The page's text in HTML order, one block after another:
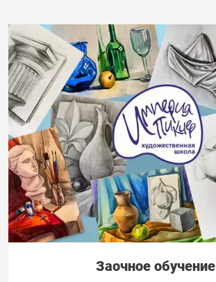
Заочное обучение